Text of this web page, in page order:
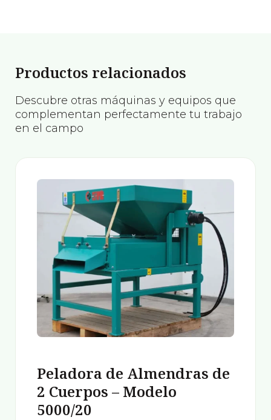
Productos relacionados
Descubre otras máquinas y equipos que
complementan perfectamente tu trabajo
en el campo
Peladora de Almendras de
2 Cuerpos – Modelo
5000/20